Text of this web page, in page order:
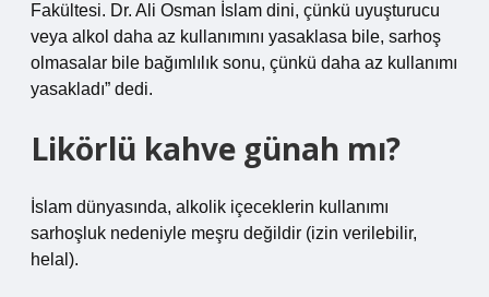
Fakültesi. Dr. Ali Osman İslam dini, çünkü uyuşturucu
veya alkol daha az kullanımını yasaklasa bile, sarhoş
olmasalar bile bağımlılık sonu, çünkü daha az kullanımı
yasakladı” dedi.
Likörlü kahve günah mı?
İslam dünyasında, alkolik içeceklerin kullanımı
sarhoşluk nedeniyle meşru değildir (izin verilebilir,
helal).